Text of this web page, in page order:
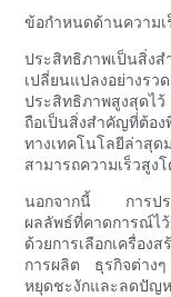
ข้อกำหนดด้านความเ
ประสิทธิภาพเป็นสิ่ง
เปลี่ยนแปลงอย่างรว
ประสิทธิภาพสูงสุดไว้
ถือเป็นสิ่งสำคัญที่ต้อ
ทางเทคโนโลยีล่า
สามารถความเร็วสูง
นอกจากนี้ การประ
ผลลัพธ์ที่คาดการณ์ไ
ด้วยการเลือกเครื่อง
การผลิต ธุรกิจต่าง
หยุดชะงักและลดปัญ